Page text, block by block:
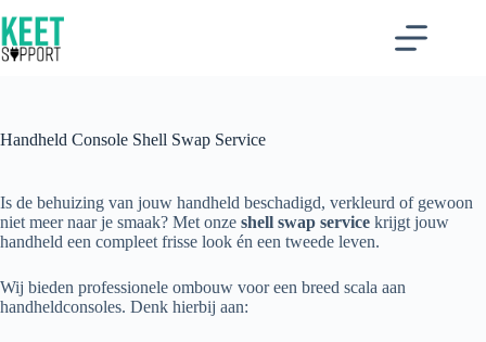
naar
de
inhoud
Handheld Console Shell Swap Service
Is de behuizing van jouw handheld beschadigd, verkleurd of gewoon
niet meer naar je smaak? Met onze shell swap service krijgt jouw
handheld een compleet frisse look én een tweede leven.
Wij bieden professionele ombouw voor een breed scala aan
handheldconsoles. Denk hierbij aan: